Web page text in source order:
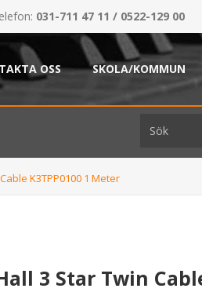
031-711 47 11 / 0522-129 00
OSS SKOLA/KOMMUN
K3TPP0100 1 Meter
3 Star Twin